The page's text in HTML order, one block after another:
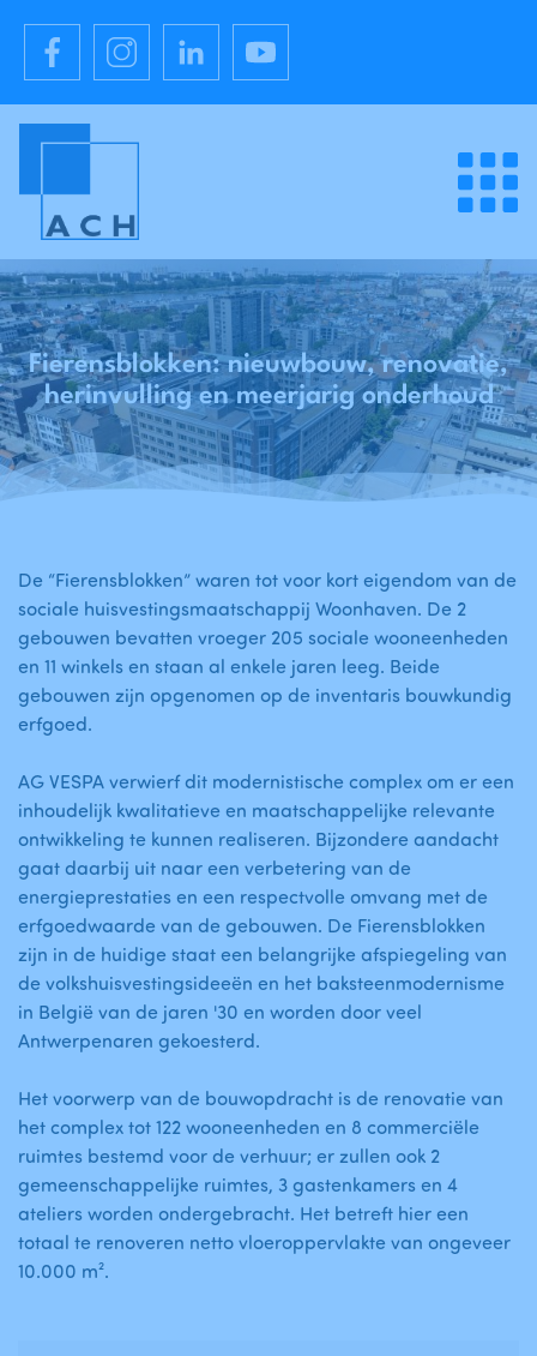
Fierensblokken: nieuwbouw, renovatie,
herinvulling en meerjarig onderhoud
De “Fierensblokken” waren tot voor kort eigendom van de
sociale huisvestingsmaatschappij Woonhaven. De 2
gebouwen bevatten vroeger 205 sociale wooneenheden
en 11 winkels en staan al enkele jaren leeg. Beide
gebouwen zijn opgenomen op de inventaris bouwkundig
erfgoed.
AG VESPA verwierf dit modernistische complex om er een
inhoudelijk kwalitatieve en maatschappelijke relevante
ontwikkeling te kunnen realiseren. Bijzondere aandacht
gaat daarbij uit naar een verbetering van de
energieprestaties en een respectvolle omvang met de
erfgoedwaarde van de gebouwen. De Fierensblokken
zijn in de huidige staat een belangrijke afspiegeling van
de volkshuisvestingsideeën en het baksteenmodernisme
in België van de jaren '30 en worden door veel
Antwerpenaren gekoesterd.
Het voorwerp van de bouwopdracht is de renovatie van
het complex tot 122 wooneenheden en 8 commerciële
ruimtes bestemd voor de verhuur; er zullen ook 2
gemeenschappelijke ruimtes, 3 gastenkamers en 4
ateliers worden ondergebracht. Het betreft hier een
totaal te renoveren netto vloeroppervlakte van ongeveer
10.000 m².